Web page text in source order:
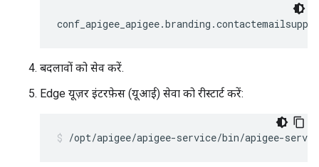
बदलावों को सेव करें.
Edge यूज़र इंटरफ़ेस (यूआई) सेवा को रीस्टार्ट करें:
/opt/apigee/apigee-service/bin/apigee-